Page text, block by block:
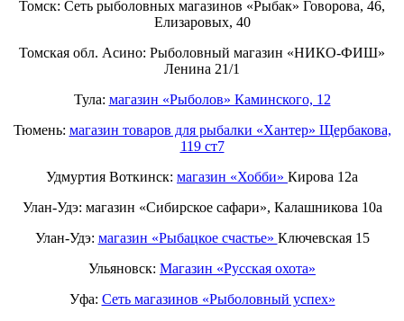
Томск: Сеть рыболовных магазинов «Рыбак» Говорова, 46,
Елизаровых, 40
Томская обл. Асино: Рыболовный магазин «НИКО-ФИШ»
Ленина 21/1
Тула: магазин «Рыболов» Каминского, 12
Тюмень: магазин товаров для рыбалки «Хантер» Щербакова,
119 ст7
Удмуртия Воткинск: магазин «Хобби» Кирова 12а
Улан-Удэ: магазин «Сибирское сафари», Калашникова 10а
Улан-Удэ: магазин «Рыбацкое счастье» Ключевская 15
Ульяновск: Магазин «Русская охота»
Уфа: Сеть магазинов «Рыболовный успех»